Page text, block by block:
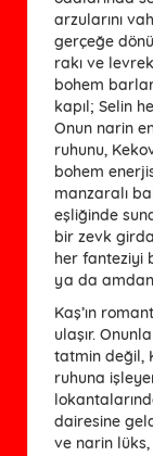
arzularını
gerçeğe
rakı ve
bohem
kapıl; Selin
Onun narin
ruhunu,
bohem
manzaralı
eşliğinde
bir zevk
her fanteziyi
ya da
Kaş’ın
ulaşır.
tatmin değil,
ruhuna
dairesine
ve narin